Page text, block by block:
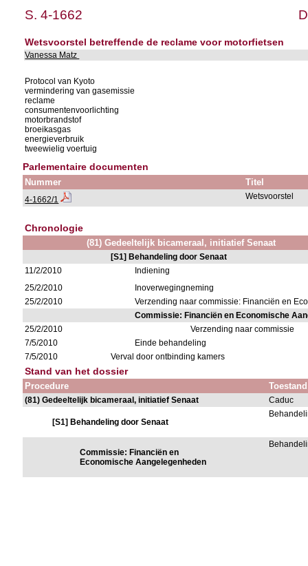
S. 4-1662
Wetsvoorstel betreffende de reclame voor motorfietsen
Vanessa Matz
Protocol van Kyoto
vermindering van gasemissie
reclame
consumentenvoorlichting
motorbrandstof
broeikasgas
energieverbruik
tweewielig voertuig
Parlementaire documenten
Nummer Titel
4-1662/1 Wetsvoorstel
Chronologie
(81) Gedeeltelijk bicameraal, initiatief Senaat
[S1] Behandeling door Senaat
11/2/2010
Indiening
25/2/2010
Inoverwegingneming
25/2/2010
Verzending naar commissie: Financiën en
Commissie: Financiën en Economische
25/2/2010
Verzending naar commissie
7/5/2010
Einde behandeling
7/5/2010
Verval door ontbinding kamers
Stand van het dossier
Procedure Toestand
(81) Gedeeltelijk bicameraal, initiatief Senaat Caduc
[S1] Behandeling door Senaat
Commissie: Financiën en
Economische Aangelegenheden